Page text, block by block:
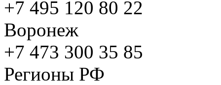
+7 495 120 80 22
Воронеж
+7 473 300 35 85
Регионы РФ